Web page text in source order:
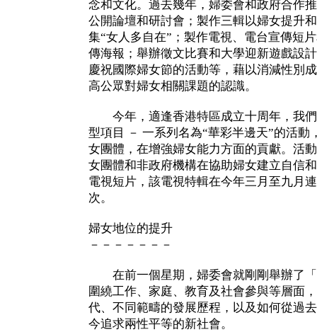
念和文化。過去幾年，婦委會和政府合作
公開論壇和研討會；製作三輯以婦女提升
集“女人多自在”；製作電視、電台宣傳短
傳海報；舉辦徵文比賽和大學迎新遊戲設
慶祝國際婦女節的活動等，藉以消減性別
高公眾對婦女相關課題的認識。
今年，適逢香港特區成立十周年，我們
型項目 － 一系列名為“華彩半邊天”的活動
女團體，在增強婦女能力方面的貢獻。活
女團體和非政府機構在協助婦女建立自信
電視短片，該電視特輯在今年三月至九月
次。
婦女地位的提升
－－－－－－－
在前一個星期，婦委會就剛剛舉辦了「
圍繞工作、家庭、教育及社會參與等層面
代、不同範疇的發展歷程，以及如何從過
今追求兩性平等的新社會。